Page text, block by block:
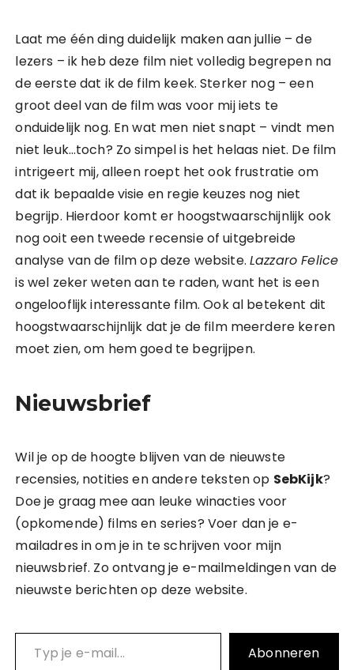
Laat me één ding duidelijk maken aan jullie – de
lezers – ik heb deze film niet volledig begrepen na
de eerste dat ik de film keek. Sterker nog – een
groot deel van de film was voor mij iets te
onduidelijk nog. En wat men niet snapt – vindt men
niet leuk…toch? Zo simpel is het helaas niet. De film
intrigeert mij, alleen roept het ook frustratie om
dat ik bepaalde visie en regie keuzes nog niet
begrijp. Hierdoor komt er hoogstwaarschijnlijk ook
nog ooit een tweede recensie of uitgebreide
analyse van de film op deze website.Lazzaro Felice
is wel zeker weten aan te raden, want het is een
ongelooflijk interessante film. Ook al betekent dit
hoogstwaarschijnlijk dat je de film meerdere keren
moet zien, om hem goed te begrijpen.
Nieuwsbrief
Wil je op de hoogte blijven van de nieuwste
recensies, notities en andere teksten op SebKijk?
Doe je graag mee aan leuke winacties voor
(opkomende) films en series? Voer dan je e-
mailadres in om je in te schrijven voor mijn
nieuwsbrief. Zo ontvang je e-mailmeldingen van de
nieuwste berichten op deze website.
Typ je e-mail…
Abonneren